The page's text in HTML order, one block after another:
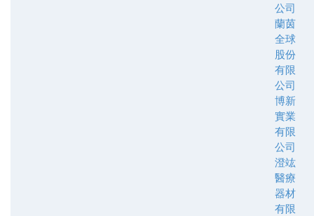
公司
蘭茵
全球
股份
有限
公司
博新
實業
有限
公司
澄竑
醫療
器材
有限